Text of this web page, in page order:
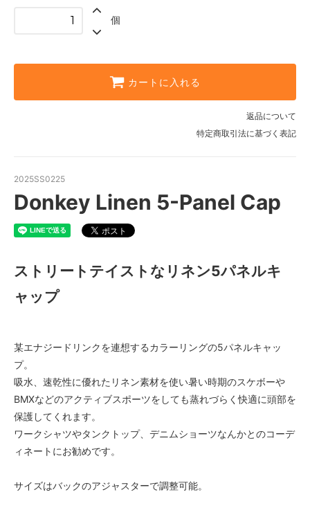
個
カートに入れる
返品について
特定商取引法に基づく表記
2025SS0225
Donkey Linen 5-Panel Cap
ストリートテイストなリネン5パネルキ
ャップ
某エナジードリンクを連想するカラーリングの5パネルキャッ
プ。
吸水、速乾性に優れたリネン素材を使い暑い時期のスケボーや
BMXなどのアクティブスポーツをしても蒸れづらく快適に頭部を
保護してくれます。
ワークシャツやタンクトップ、デニムショーツなんかとのコーデ
ィネートにお勧めです。
サイズはバックのアジャスターで調整可能。